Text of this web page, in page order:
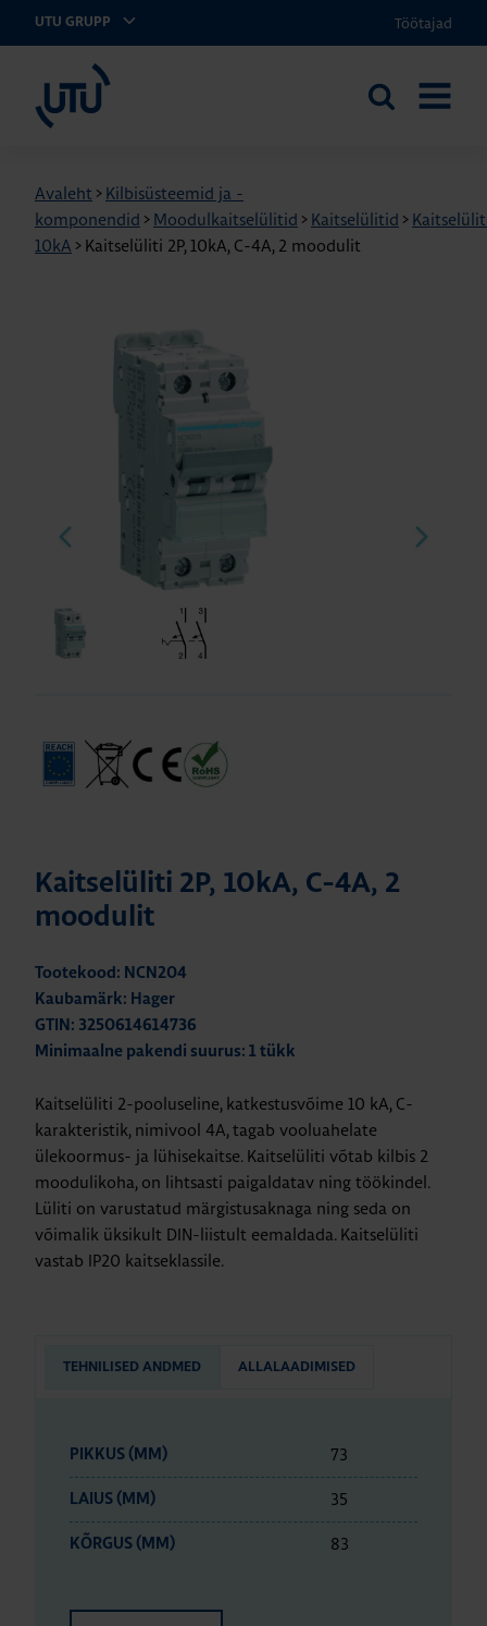
UTU GRUPP Töötajad
Otsi
Avaleht > Kilbisüsteemid ja -
komponendid > Moodulkaitselülitid > Kaitselülitid >
10kA > Kaitselüliti 2P, 10kA, C-4A, 2 moodulit
Kaitselüliti 2P, 10kA, C-4A, 2
moodulit
Tootekood: NCN204
Kaubamärk: Hager
GTIN: 3250614614736
Minimaalne pakendi suurus: 1 tükk
Kaitselüliti 2-pooluseline, katkestusvõime 10 kA, C-
karakteristik, nimivool 4A, tagab vooluahelate
ülekoormus- ja lühisekaitse. Kaitselüliti võtab kilbis 2
moodulikoha, on lihtsasti paigaldatav ning töökindel.
Lüliti on varustatud märgistusaknaga ning seda on
võimalik üksikult DIN-liistult eemaldada. Kaitselüliti
vastab IP20 kaitseklassile.
TEHNILISED ANDMED ALLALAADIMISED
PIKKUS (MM) 73
LAIUS (MM) 35
KÕRGUS (MM) 83